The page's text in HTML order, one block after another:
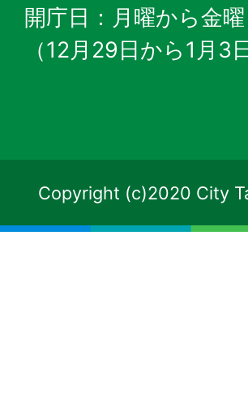
開庁日：月曜から金
（12月29日から1月3
Copyright (c)2020 City